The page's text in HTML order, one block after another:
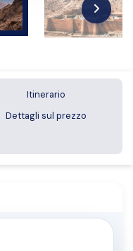
Itinerario
Dettagli sul prezzo